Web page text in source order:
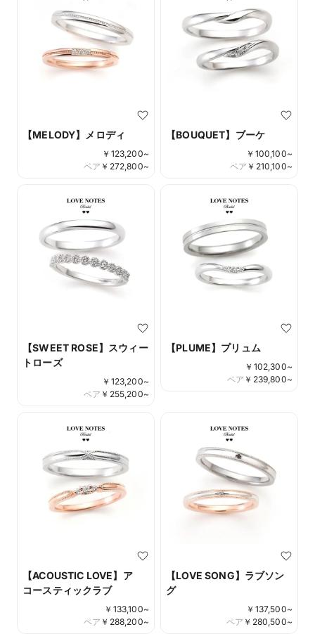
【MELODY】メロディ
￥ 123,200~
￥ 272,800~
ペア
【BOUQUET】ブーケ
￥ 100,100~
￥ 210,100~
ペア
【SWEET ROSE】スウィー
トローズ
￥ 123,200~
￥ 255,200~
ペア
【PLUME】プリュム
￥ 102,300~
￥ 239,800~
ペア
【ACOUSTIC LOVE】ア
コースティックラブ
￥ 133,100~
￥ 288,200~
ペア
【LOVE SONG】ラブソン
グ
￥ 137,500~
￥ 280,500~
ペア